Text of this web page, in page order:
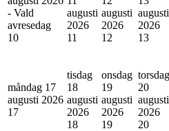
- Vald
avresedag
10
augusti
2026
11
augusti
2026
12
augusti
2026
13
måndag 17
augusti 2026
17
tisdag
18
augusti
2026
18
onsdag
19
augusti
2026
19
torsdag
20
augusti
2026
20